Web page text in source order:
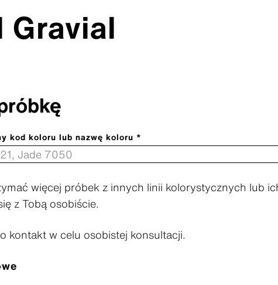
kod koloru lub nazwę koloru *
więcej próbek z innych linii kolorystycznych lub
z Tobą osobiście.
kontakt w celu osobistej konsultacji.